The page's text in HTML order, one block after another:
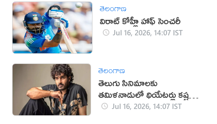
తెలంగాణ
విరాట్ కోహ్లీ హాఫ్ సెంచరీ
Jul 16, 2026, 14:07 IST
తెలంగాణ
తెలుగు సినిమాలకు
తమిళనాడులో థియేటర్లు కష్టమే:
కిరణ్ అబ్బవరం
Jul 16, 2026, 14:07 IST